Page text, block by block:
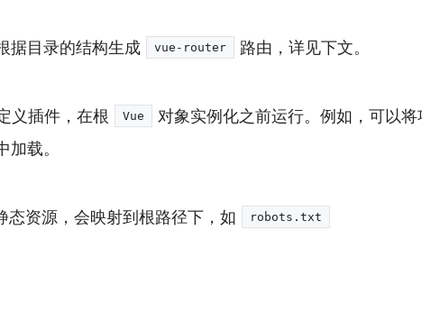
据目录的结构生成 vue-router 路由，详见下文。
义插件，在根 Vue
对象实例化之前运行。例如，可以
加载。
资源，会映射到根路径下，如 robots.txt